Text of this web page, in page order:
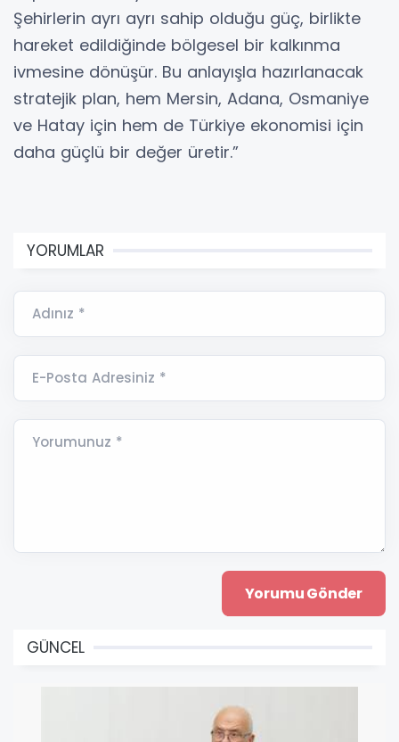
Şehirlerin ayrı ayrı sahip olduğu güç, birlikte
hareket edildiğinde bölgesel bir kalkınma
ivmesine dönüşür. Bu anlayışla hazırlanacak
stratejik plan, hem Mersin, Adana, Osmaniye
ve Hatay için hem de Türkiye ekonomisi için
daha güçlü bir değer üretir.”
YORUMLAR
Adınız *
E-Posta Adresiniz *
Yorumunuz *
GÜNCEL